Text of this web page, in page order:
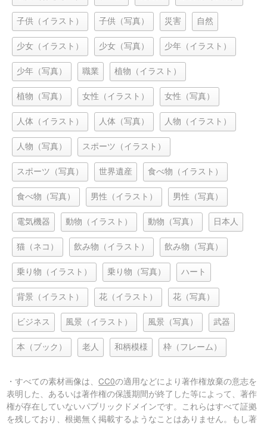
子供（イラスト） 子供（写真） 災害 自然
少女（イラスト） 少女（写真） 少年（イラスト）
少年（写真） 職業 植物（イラスト）
植物（写真） 女性（イラスト） 女性（写真）
人体（イラスト） 人体（写真） 人物（イラスト）
人物（写真） スポーツ（イラスト）
スポーツ（写真） 世界遺産 食べ物（イラスト）
食べ物（写真） 男性（イラスト） 男性（写真）
電気機器 動物（イラスト） 動物（写真） 日本人
猫（ネコ） 飲み物（イラスト） 飲み物（写真）
乗り物（イラスト） 乗り物（写真） ハート
背景（イラスト） 花（イラスト） 花（写真）
ビジネス 風景（イラスト） 風景（写真） 武器
本（ブック） 老人 和柄模様 枠（フレーム）
・すべての素材画像は、CC0の適用などにより著作権放棄の意志を
表明した、あるいは著作権の保護期間が終了した等によって、著作
権が存在していないパブリックドメインです。これらはすべて証拠
を残しており、根拠無く掲載するようなことはありません。もし著